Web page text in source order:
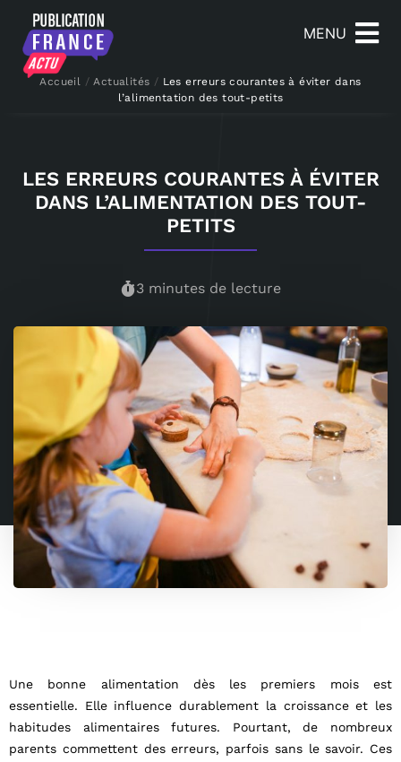
MENU
Accueil / Actualités / Les erreurs courantes à éviter dans
l’alimentation des tout-petits
LES ERREURS COURANTES À ÉVITER
DANS L’ALIMENTATION DES TOUT-
PETITS
3 minutes de lecture
Une bonne alimentation dès les premiers mois est
essentielle. Elle influence durablement la croissance et les
habitudes alimentaires futures. Pourtant, de nombreux
parents commettent des erreurs, parfois sans le savoir. Ces